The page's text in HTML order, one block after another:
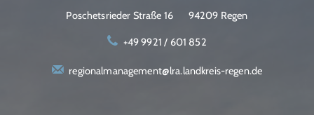
Poschetsrieder Straße 16
94209 Regen
+49 9921 / 601 852
regionalmanagement@lra.landkreis-regen.de